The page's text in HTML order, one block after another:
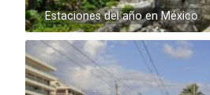
Estaciones del año en México